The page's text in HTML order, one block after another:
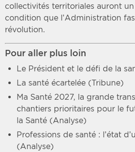
collectivités territoriales auront
condition que l’Administration
révolution.
Pour aller plus loin
Le Président et le défi de la
La santé écartelée (Tribune)
Ma Santé 2027, la grande
chantiers prioritaires pour le
la Santé (Analyse)
Professions de santé : l’état
(Analyse)